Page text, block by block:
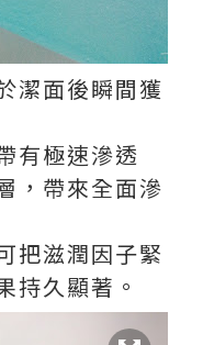
潔面後瞬間獲
有極速滲透
，帶來全面滲
把滋潤因子緊
持久顯著。